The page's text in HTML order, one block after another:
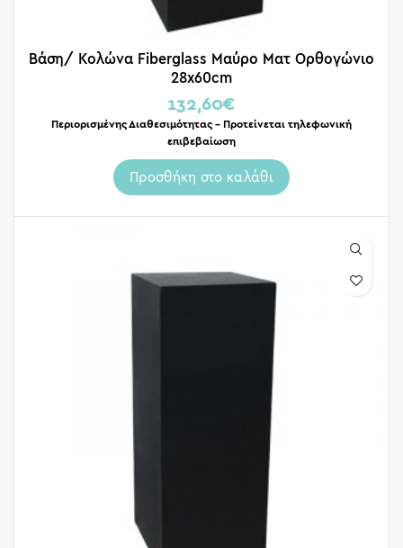
Βάση/ Κολώνα Fiberglass Μαύρο Ματ Ορθογώνιο
28x60cm
132,60€
Περιορισμένης Διαθεσιμότητας – Προτείνεται τηλεφωνική
επιβεβαίωση
Προσθήκη στο καλάθι